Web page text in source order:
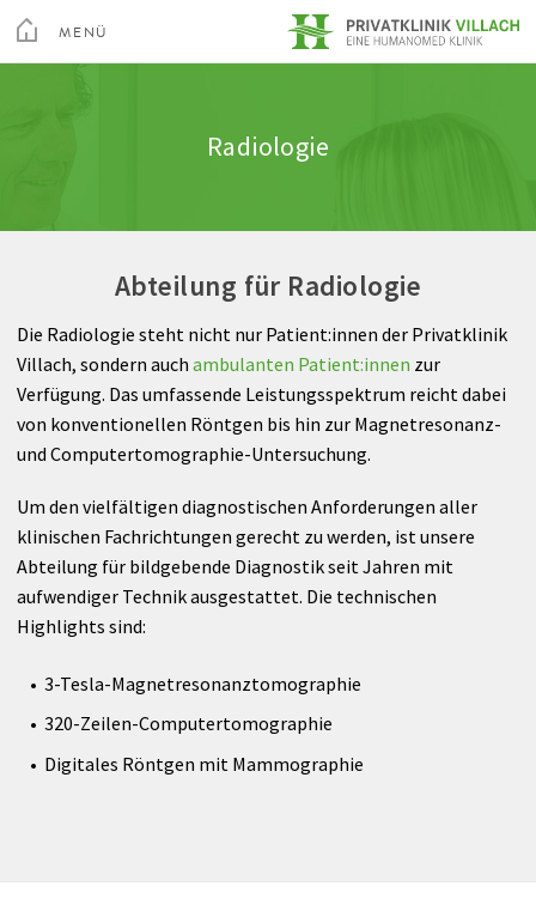
Menu
MENÜ
Privatklinik Maria Hilf
Arztsuche
Magazin Karriere Kontakt
Radiologie
Gynäkologie
Brustgesundheitszentrum
Wirbelsäulen- und Neurochirurgie
Anästhesie
Radiologie
Labor
Berufspraktikum
Ihr Aufenthalt
Wissenswertes A-Z
Abrechnung
Über Uns
Institut für Digitale Bilddiagnostik
Anreise
Abteilung für Radiologie
Die Radiologie steht nicht nur Patient:innen der Privatklinik
Villach, sondern auch ambulanten Patient:innen zur
Verfügung. Das umfassende Leistungsspektrum reicht dabei
von konventionellen Röntgen bis hin zur Magnetresonanz-
und Computertomographie-Untersuchung.
Um den vielfältigen diagnostischen Anforderungen aller
klinischen Fachrichtungen gerecht zu werden, ist unsere
Abteilung für bildgebende Diagnostik seit Jahren mit
aufwendiger Technik ausgestattet. Die technischen
Highlights sind:
3-Tesla-Magnetresonanztomographie
320-Zeilen-Computertomographie
Digitales Röntgen mit Mammographie